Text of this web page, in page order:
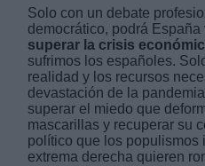
Solo con un debate
democrático, podrá España
superar la crisis
sufrimos los españoles.
realidad y los recursos
devastación de la
superar el miedo que
mascarillas y recuperar su
político que los populismos
extrema derecha quieren